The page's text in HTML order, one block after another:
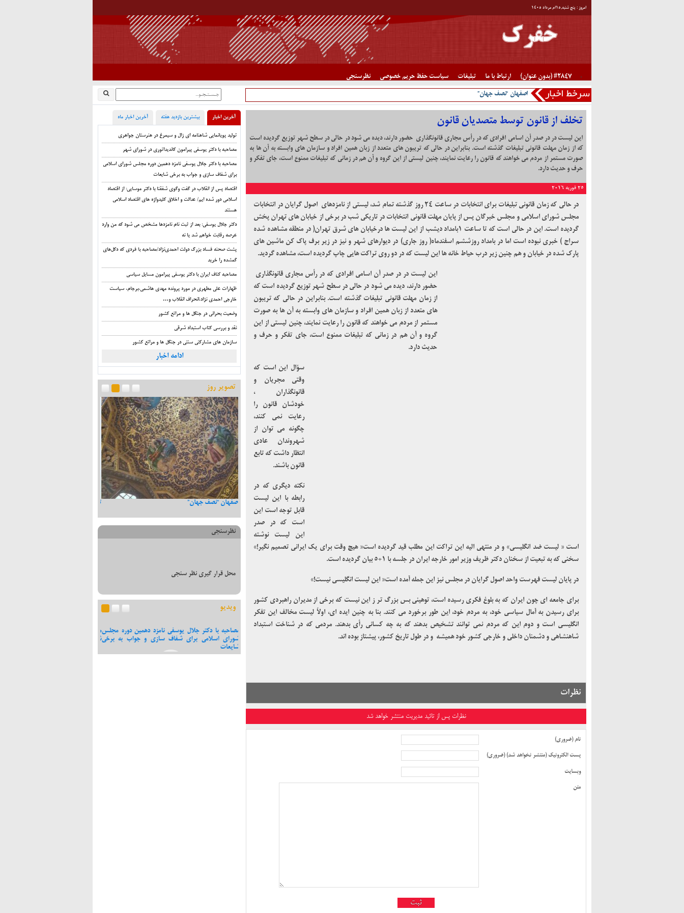
امروز : پنج شنبه,۱۵ام مرداد ۱۴۰۵
#2847 (بدون عنوان) ارتباط با ما تبلیغات سیاست حفظ حریم خصوصی نظرسنجی
اصفهان “نصف جهان”
تخلف از قانون توسط متصدیان قانون
این لیست در در صدر آن اسامی افرادی که در رأس مجاری قانونگذاری حضور دارند، دیده می شود در حالی در سطح شهر توزیع گردیده است
که از زمان مهلت قانونی تبلیغات گذشته است. بنابراین در حالی که تریبون های متعدد از زبان همین افراد و سازمان های وابسته به آن ها به
صورت مستمر از مردم می خواهند که قانون را رعایت نمایند، چنین لیستی از این گروه و آن هم در زمانی که تبلیغات ممنوع است، جای تفکر و
حرف و حدیث دارد.
25 فوریه 2016
در حالی که زمان قانونی تبلیغات برای انتخابات در ساعت ۲۴ روز گذشته تمام شد، لیستی از نامزدهای اصول گرایان در انتخابات
مجلس شورای اسلامی و مجلس خبرگان پس از پایان مهلت قانونی انتخابات در تاریکی شب در برخی از خیابان های تهران پخش
گردیده است. این در حالی است که تا ساعت ۱بامداد دیشب از این لیست ها درخیابان های شرق تهران( در منطقه مشاهده شده
سراج ) خبری نبوده است اما در بامداد روزششم اسفندماه( روز جاری) در دیوارهای شهر و نیز در زیر برف پاک کن ماشین های
پارک شده در خیابان و هم چنین زیر درب حیاط خانه ها این لیست که در دو روی تراکت هایی چاپ گردیده است، مشاهده گردید.
این لیست در در صدر آن اسامی افرادی که در رأس مجاری قانونگذاری
حضور دارند، دیده می شود در حالی در سطح شهر توزیع گردیده است که
از زمان مهلت قانونی تبلیغات گذشته است. بنابراین در حالی که تریبون
های متعدد از زبان همین افراد و سازمان های وابسته به آن ها به صورت
مستمر از مردم می خواهند که قانون را رعایت نمایند، چنین لیستی از این
گروه و آن هم در زمانی که تبلیغات ممنوع است، جای تفکر و حرف و
حدیث دارد.
سؤال این است که
وقتی مجریان و
قانونگذاران ،
خودشان قانون را
رعایت نمی کنند،
چگونه می توان از
شهروندان عادی
انتظار داشت که تابع
قانون باشند.
نکته دیگری که در
رابطه با این لیست
قابل توجه است این
است که در صدر
این لیست نوشته
است « لیست ضد انگلیسی» و در منتهی الیه این تراکت این مطلب قید گردیده است« هیچ وقت برای یک ایرانی تصمیم نگیر!»
سخنی که به تبعیت از سخنان دکتر ظریف وزیر امور خارجه ایران در جلسه با ۱+۵ بیان گردیده است.
در پایان لیست فهرست واحد اصول گرایان در مجلس نیز این جمله آمده است« این لیست انگلیسی نیست!»
برای جامعه ای چون ایران که به بلوغ فکری رسیده است، توهینی بس بزرگ تر ز این نیست که برخی از مدیران راهبردی کشور
برای رسیدن به آمال سیاسی خود، به مردم خود، این طور برخورد می کنند. بنا به چنین ایده ای، اولاً لیست مخالف این تفکر
انگلیسی است و دوم این که مردم نمی توانند تشخیص بدهند که به چه کسانی رأی بدهند. مردمی که در شناخت استبداد
شاهنشاهی و دشمنان داخلی و خارجی کشور خود همیشه و در طول تاریخ کشور، پیشتاز بوده اند.
نظرات
نظرات پس از تائید مدیریت منتشر خواهد شد
نام (ضروری)
پست الکترونیک (منتشر نخواهد شد) (ضروری)
وبسایت
متن
آخرین اخبار بیشترین بازدید هفته آخرین اخبار ماه
تولید پویانمایی شاهنامه ای زال و سیمرغ در هنرستان جواهری
مصاحبه با دکتر یوسفی پیرامون کاندیداتوری در شورای شهر
مصاحبه با دکتر جلال یوسفی نامزد دهمین دوره مجلس شورای اسلامی
برای شفاف سازی و جواب به برخی شایعات
اقتصاد پس از انقلاب در گفت وگوی شفقنا با دکتر موسایی: از اقتصاد
اسلامی دور شده ایم/ عدالت و اخلاق کلیدواژه های اقتصاد اسلامی
هستند
دکتر جلال یوسفی: بعد از ثبت نام نامزدها مشخص می شود که من وارد
عرصه رقابت خواهم شد یا نه
پشت صحنه فساد بزرگ دولت احمدی‌نژاد/مصاحبه با فردی که دکل‌های
گمشده را خرید
مصاحبه کناف ایران با دکتر یوسفی پیرامون مسایل سیاسی
ظهارات علی مطهری در مورد پرونده مهدی هاشمی،برجام، سیاست
خارجی احمدی نژاد،انحراف انقلاب و…
وضعیت بحرانی در جنگل ها و مراتع کشور
نقد و بررسی کتاب استبداد شرقی
سازمان های مشارکتی سنتی در جنگل ها و مراتع کشور
ادامه اخبار
تصویر روز
اصفهان “نصف جهان” ” روزی که جبراییل مهمان خانه حضرت فاطمه شد”
نظرسنجی
محل قرار گیری نظر سنجی
ویدیو
مصاحبه با دکتر جلال یوسفی نامزد دهمین دوره مجلس
شورای اسلامی برای شفاف سازی و جواب به برخی
شایعات
جواهری شورای اسلامی برای شفاف سازی و جواب به برخی